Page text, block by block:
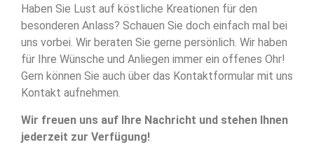
Haben Sie Lust auf köstliche Kreationen für den
besonderen Anlass? Schauen Sie doch einfach mal bei
uns vorbei. Wir beraten Sie gerne persönlich. Wir haben
für Ihre Wünsche und Anliegen immer ein offenes Ohr!
Gern können Sie auch über das Kontaktformular mit uns
Kontakt aufnehmen.
Wir freuen uns auf Ihre Nachricht und stehen Ihnen
jederzeit zur Verfügung!